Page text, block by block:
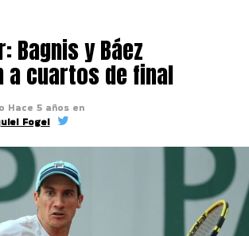
Bagnis y Báez
a cuartos de final
Hace 5 años en
Fogel